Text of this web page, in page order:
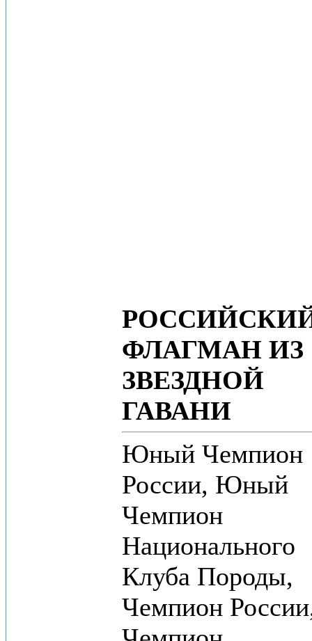
ФЛАГМАН ИЗ
ЗВЕЗДНОЙ
ГАВАНИ
Юный Чемпион
России, Юный
Чемпион
Национального
Клуба Породы,
Чемпион